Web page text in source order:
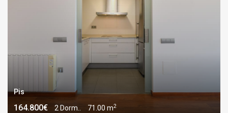
Pis
164.800€ 2 Dorm.. 71.00 m2